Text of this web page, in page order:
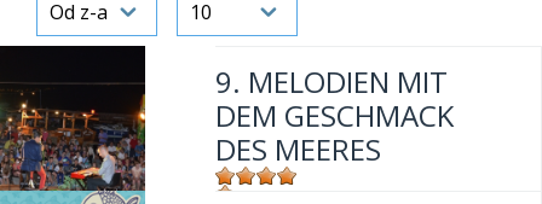
9. MELODIEN MIT
DEM GESCHMACK
DES MEERES